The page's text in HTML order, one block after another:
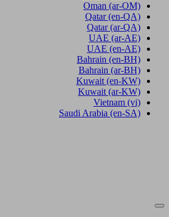
Oman (ar-OM)
Qatar (en-QA)
Qatar (ar-QA)
UAE (ar-AE)
UAE (en-AE)
Bahrain (en-BH)
Bahrain (ar-BH)
Kuwait (en-KW)
Kuwait (ar-KW)
Vietnam (vi)
Saudi Arabia (en-SA)